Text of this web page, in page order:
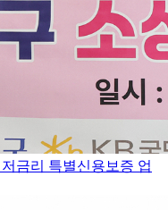
금리 특별신용보증 업